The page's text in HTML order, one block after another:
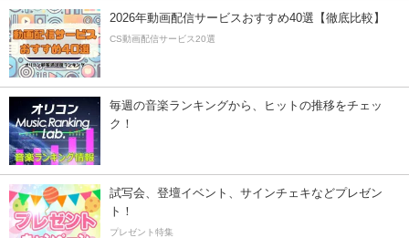
2026年動画配信サービスおすすめ40選【徹底比較】
CS動画配信サービス20選
毎週の音楽ランキングから、ヒットの推移をチェッ
ク！
試写会、登壇イベント、サインチェキなどプレゼン
ト！
プレゼント特集